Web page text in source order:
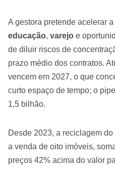
A gestora pretende acelerar
educação, varejo e
de diluir riscos de
prazo médio dos contratos.
vencem em 2027, o que
curto espaço de tempo; o
1,5 bilhão.
Desde 2023, a reciclagem
a venda de oito imóveis,
preços 42% acima do valor